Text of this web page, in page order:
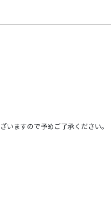
ますので予めご了承ください。